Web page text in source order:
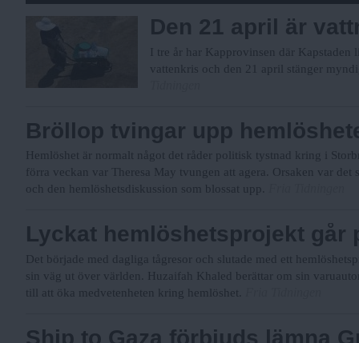
Den 21 april är
I tre år har Kapprovinsen där
vattenkris och den 21 april stänger
Bröllop tvingar upp
Hemlöshet är normalt något det råder politisk tystnad kring i
förra veckan var Theresa May tvungen att agera. Orsaken var det
och den hemlöshetsdiskussion som blossat upp.
Lyckat hemlöshetsprojekt går
Det började med dagliga tågresor och slutade med ett
sin väg ut över världen. Huzaifah Khaled berättar om sin
till att öka medvetenheten kring hemlöshet.
Ship to Gaza förbjuds lämna